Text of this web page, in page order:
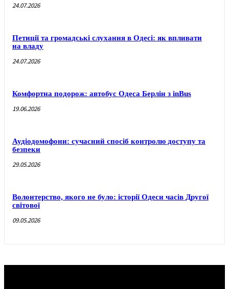
24.07.2026
Петиції та громадські слухання в Одесі: як впливати
на владу
24.07.2026
Комфортна подорож: автобус Одеса Берлін з inBus
19.06.2026
Аудіодомофони: сучасний спосіб контролю доступу та
безпеки
29.05.2026
Волонтерство, якого не було: історії Одеси часів Другої
світової
09.05.2026